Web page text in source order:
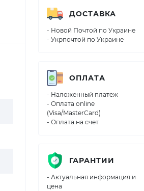
ДОСТАВКА
- Новой Почтой по Украине
- Укрпочтой по Украине
ОПЛАТА
- Наложенный платеж
- Оплата online
(Visa/MasterCard)
- Оплата на счет
ГАРАНТИИ
- Актуальная информация и
цена